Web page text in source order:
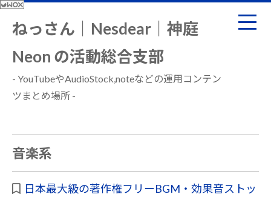
ねっさん｜Nesdear｜神庭
Neon の活動総合支部
- YouTubeやAudioStock,noteなどの運用コンテン
ツまとめ場所 -
音楽系
日本最大級の著作権フリーBGM・効果音ストッ